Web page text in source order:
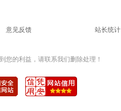
意见反馈 站长统计
您的利益，请联系我们删除处理！